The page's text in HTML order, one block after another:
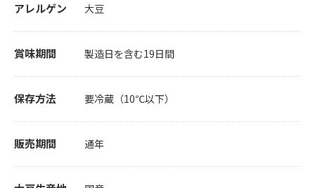
アレルゲン 大豆
賞味期間 製造日を含む19日間
保存方法 要冷蔵（10℃以下）
販売期間 通年